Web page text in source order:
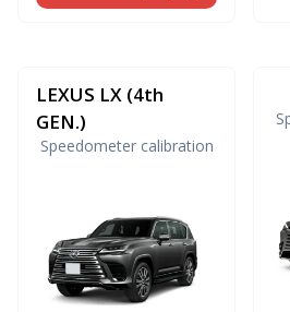
LEXUS LX (4th
GEN.)
Speedometer calibration